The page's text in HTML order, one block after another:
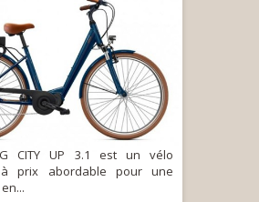
CITY UP 3.1 est un vélo
à prix abordable pour une